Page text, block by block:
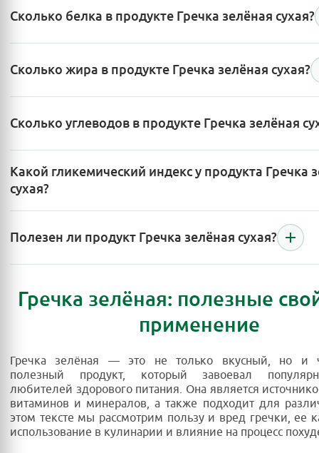
Сколько белка в продукте Гречка зелёная сухая?
Сколько жира в продукте Гречка зелёная сухая?
Сколько углеводов в продукте Гречка зелёная
Какой гликемический индекс у продукта Гречка
сухая?
Полезен ли продукт Гречка зелёная сухая?
Гречка зелёная: полезные
применение
Гречка зелёная — это не только вкусный, но и
полезный продукт, который завоевал
любителей здорового питания. Она является
витаминов и минералов, а также подходит для
этом тексте мы рассмотрим пользу и вред гречки, ее
использование в кулинарии и влияние на процесс